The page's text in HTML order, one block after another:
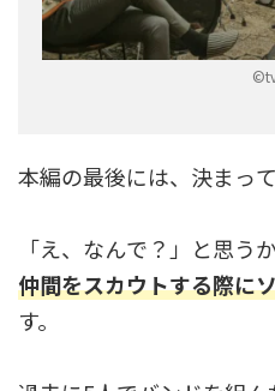
本編の最後には、決まっ
「え、なんで？」と思う
仲間をスカウトする際に
す。